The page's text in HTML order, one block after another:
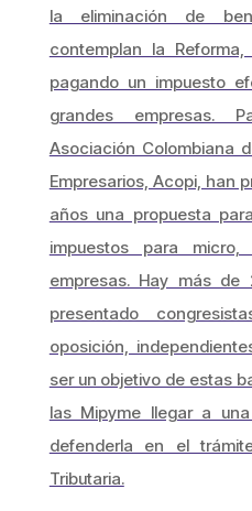
la eliminación de
contemplan la
pagando un impuesto
grandes empresas.
Asociación Colombiana
Empresarios, Acopi, han
años una propuesta
impuestos para
empresas. Hay más
presentado
oposición,
ser un objetivo de estas
las Mipyme llegar a
defenderla en el
Tributaria.